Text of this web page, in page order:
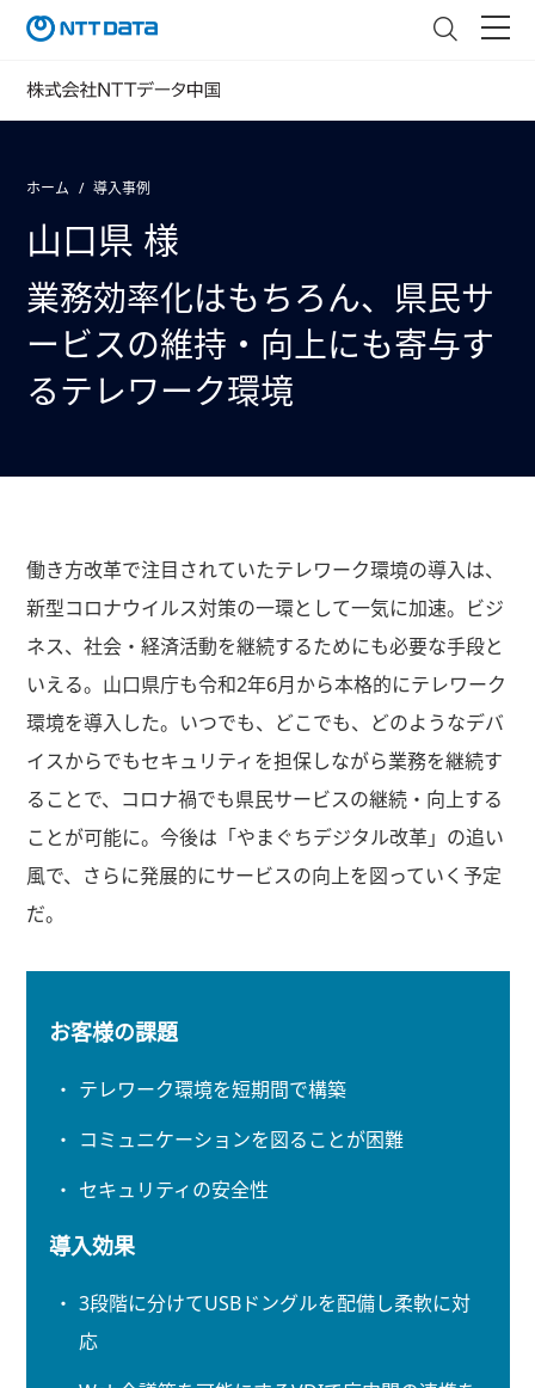
ホーム 導入事例
山口県 様
業務効率化はもちろん、県民サ
ービスの維持・向上にも寄与す
るテレワーク環境
働き方改革で注目されていたテレワーク環境の導入は、
新型コロナウイルス対策の一環として一気に加速。ビジ
ネス、社会・経済活動を継続するためにも必要な手段と
いえる。山口県庁も令和2年6月から本格的にテレワーク
環境を導入した。いつでも、どこでも、どのようなデバ
イスからでもセキュリティを担保しながら業務を継続す
ることで、コロナ禍でも県民サービスの継続・向上する
ことが可能に。今後は「やまぐちデジタル改革」の追い
風で、さらに発展的にサービスの向上を図っていく予定
だ。
お客様の課題
テレワーク環境を短期間で構築
コミュニケーションを図ることが困難
セキュリティの安全性
導入効果
3段階に分けてUSBドングルを配備し柔軟に対
応